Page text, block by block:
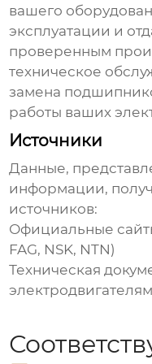
вашего
эксплуатации и
проверенным
техническое
замена
работы ваших
Источники
Данные,
информации,
источников:
Официальные
FAG, NSK, NTN)
Техническая
электродвигателям